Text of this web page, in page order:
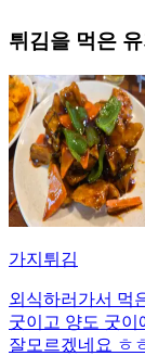
튀김을 먹은
가지튀김
외식하러가서 먹
굿이고 양도 굿이
잘모르겠네요 ㅎ